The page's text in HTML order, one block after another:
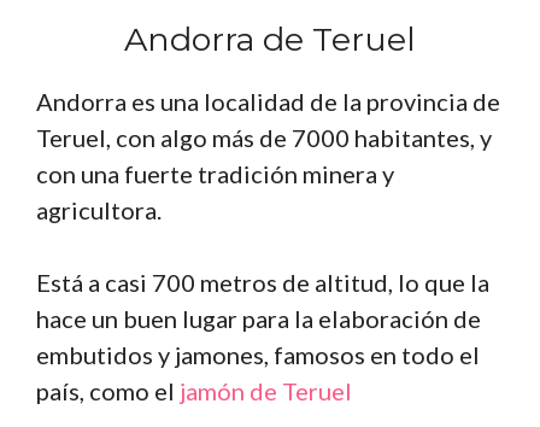
Andorra de Teruel
Andorra es una localidad de la provincia de
Teruel, con algo más de 7000 habitantes, y
con una fuerte tradición minera y
agricultora.
Está a casi 700 metros de altitud, lo que la
hace un buen lugar para la elaboración de
embutidos y jamones, famosos en todo el
país, como el jamón de Teruel